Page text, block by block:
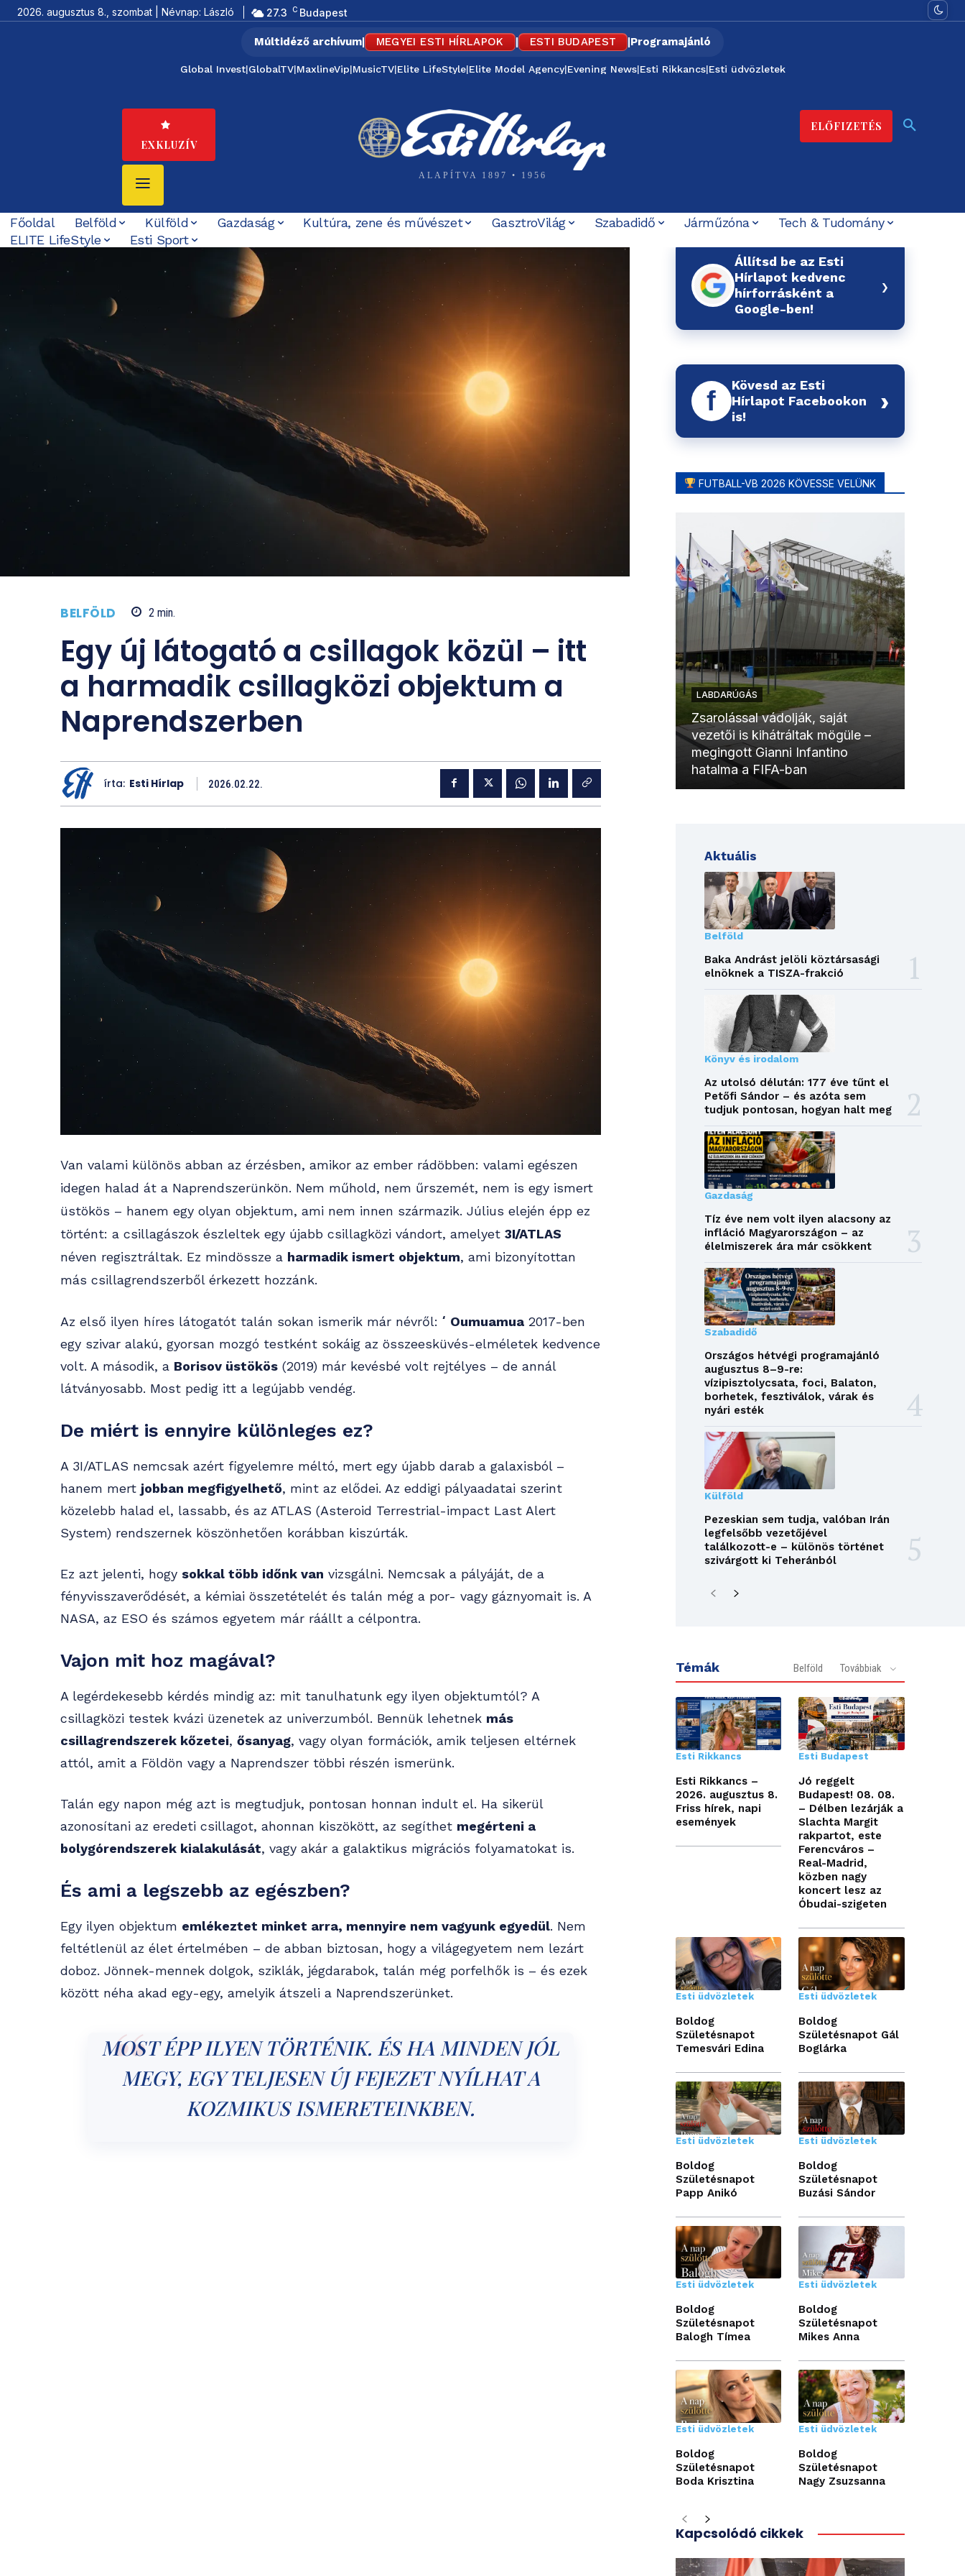
2026. augusztus 8., szombat | Névnap: László 27.3 C Budapest
Múltidéző archívum| MEGYEI ESTI HÍRLAPOK | ESTI BUDAPEST |Programajánló
Global Invest|GlobalTV|MaxlineVip|MusicTV|Elite LifeStyle|Elite Model Agency|Evening News|Esti Rikkancs|Esti üdvözletek
EXKLUZÍV
ALAPÍTVA 1897 • 1956
ELŐFIZETÉS
Főoldal Belföld Külföld Gazdaság Kultúra, zene és művészet GasztroVilág Szabadidő Járműzóna
Tech & Tudomány
ELITE LifeStyle
Esti Sport
BELFÖLD 2 min.
Egy új látogató a csillagok közül – itt
a harmadik csillagközi objektum a
Naprendszerben
írta: Esti Hírlap 2026.02.22.
Van valami különös abban az érzésben, amikor az ember rádöbben: valami egészen
idegen halad át a Naprendszerünkön. Nem műhold, nem űrszemét, nem is egy ismert
üstökös – hanem egy olyan objektum, ami nem innen származik. Július elején épp ez
történt: a csillagászok észleltek egy újabb csillagközi vándort, amelyet 3I/ATLAS
néven regisztráltak. Ez mindössze a harmadik ismert objektum, ami bizonyítottan
más csillagrendszerből érkezett hozzánk.
Az első ilyen híres látogatót talán sokan ismerik már névről: ʻOumuamua 2017-ben
egy szivar alakú, gyorsan mozgó testként sokáig az összeesküvés-elméletek kedvence
volt. A második, a Borisov üstökös (2019) már kevésbé volt rejtélyes – de annál
látványosabb. Most pedig itt a legújabb vendég.
De miért is ennyire különleges ez?
A 3I/ATLAS nemcsak azért figyelemre méltó, mert egy újabb darab a galaxisból –
hanem mert jobban megfigyelhető, mint az elődei. Az eddigi pályaadatai szerint
közelebb halad el, lassabb, és az ATLAS (Asteroid Terrestrial-impact Last Alert
System) rendszernek köszönhetően korábban kiszúrták.
Ez azt jelenti, hogy sokkal több időnk van vizsgálni. Nemcsak a pályáját, de a
fényvisszaverődését, a kémiai összetételét és talán még a por- vagy gáznyomait is. A
NASA, az ESO és számos egyetem már ráállt a célpontra.
Vajon mit hoz magával?
A legérdekesebb kérdés mindig az: mit tanulhatunk egy ilyen objektumtól? A
csillagközi testek kvázi üzenetek az univerzumból. Bennük lehetnek más
csillagrendszerek kőzetei, ősanyag, vagy olyan formációk, amik teljesen eltérnek
attól, amit a Földön vagy a Naprendszer többi részén ismerünk.
Talán egy napon még azt is megtudjuk, pontosan honnan indult el. Ha sikerül
azonosítani az eredeti csillagot, ahonnan kiszökött, az segíthet megérteni a
bolygórendszerek kialakulását, vagy akár a galaktikus migrációs folyamatokat is.
És ami a legszebb az egészben?
Egy ilyen objektum emlékeztet minket arra, mennyire nem vagyunk egyedül. Nem
feltétlenül az élet értelmében – de abban biztosan, hogy a világegyetem nem lezárt
doboz. Jönnek-mennek dolgok, sziklák, jégdarabok, talán még porfelhők is – és ezek
között néha akad egy-egy, amelyik átszeli a Naprendszerünket.
MOST ÉPP ILYEN TÖRTÉNIK. ÉS HA MINDEN JÓL
MEGY, EGY TELJESEN ÚJ FEJEZET NYÍLHAT A
KOZMIKUS ISMERETEINKBEN.
Állítsd be az Esti
Hírlapot kedvenc
hírforrásként a
Google-ben!
›
f
Kövesd az Esti
Hírlapot Facebookon
is!
›
FUTBALL-VB 2026 KÖVESSE VELÜNK
LABDARÚGÁS
Zsarolással vádolják, saját
vezetői is kihátráltak mögüle –
megingott Gianni Infantino
hatalma a FIFA-ban
Aktuális
Belföld
Baka Andrást jelöli köztársasági
elnöknek a TISZA-frakció
Könyv és irodalom
Az utolsó délután: 177 éve tűnt el
Petőfi Sándor – és azóta sem
tudjuk pontosan, hogyan halt meg
Gazdaság
Tíz éve nem volt ilyen alacsony az
infláció Magyarországon – az
élelmiszerek ára már csökkent
Szabadidő
Országos hétvégi programajánló
augusztus 8–9-re:
vízipisztolycsata, foci, Balaton,
borhetek, fesztiválok, várak és
nyári esték
Külföld
Pezeskian sem tudja, valóban Irán
legfelsőbb vezetőjével
találkozott-e – különös történet
szivárgott ki Teheránból
Témák Belföld Továbbiak
Esti Rikkancs
Esti Rikkancs –
2026. augusztus 8.
Friss hírek, napi
események
Esti Budapest
Jó reggelt
Budapest! 08. 08.
– Délben lezárják a
Slachta Margit
rakpartot, este
Ferencváros –
Real-Madrid,
közben nagy
koncert lesz az
Óbudai-szigeten
Esti üdvözletek
Boldog
Születésnapot
Temesvári Edina
Esti üdvözletek
Boldog
Születésnapot Gál
Boglárka
Esti üdvözletek
Boldog
Születésnapot
Papp Anikó
Esti üdvözletek
Boldog
Születésnapot
Buzási Sándor
Esti üdvözletek
Boldog
Születésnapot
Balogh Tímea
Esti üdvözletek
Boldog
Születésnapot
Mikes Anna
Esti üdvözletek
Boldog
Születésnapot
Boda Krisztina
Esti üdvözletek
Boldog
Születésnapot
Nagy Zsuzsanna
Kapcsolódó cikkek